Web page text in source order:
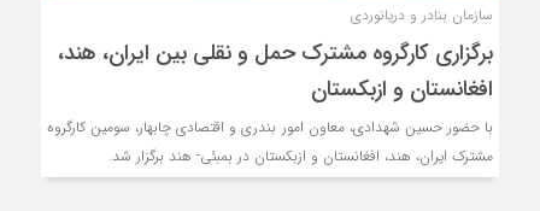
سازمان بنادر و دریانوردی
برگزاری کارگروه مشترک حمل و نقلی بین ایران، هند،
افغانستان و ازبکستان
با حضور حسین شهدادی، معاون امور بندری و اقتصادی چابهار، سومین کارگروه
مشترک ایران، هند، افغانستان و ازبکستان در بمبئی- هند برگزار شد.